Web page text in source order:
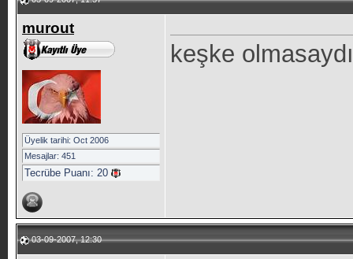
murout
Üyelik tarihi: Oct 2006
Mesajlar: 451
Tecrübe Puanı: 20
keşke
03-09-2007, 12:30